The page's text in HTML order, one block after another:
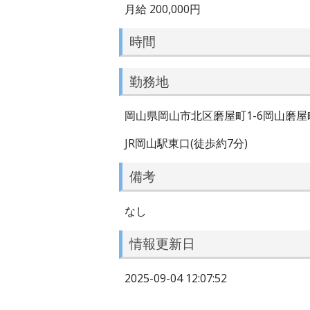
月給 200,000円
時間
勤務地
岡山県岡山市北区磨屋町1-6岡山磨屋
JR岡山駅東口(徒歩約7分)
備考
なし
情報更新日
2025-09-04 12:07:52